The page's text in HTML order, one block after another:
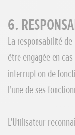
6.
La responsabilité
être engagée en
interruption de
l'une de ses
L'Utilisateur